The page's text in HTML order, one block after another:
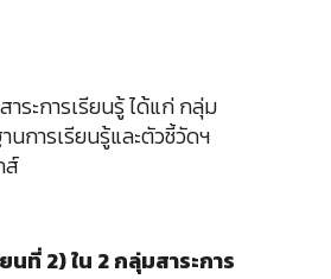
ระการเรียนรู้ ได้แก่ กลุ่ม
การเรียนรู้และตัวชี้วัดฯ
ส์
2) ใน 2 กลุ่มสาระการ